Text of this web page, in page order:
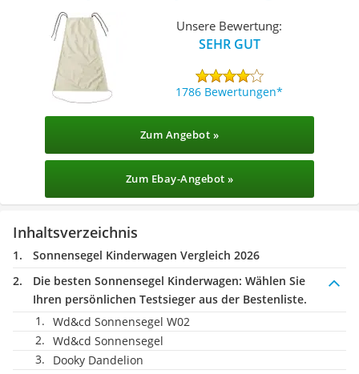
Unsere Bewertung:
SEHR GUT
1786 Bewertungen
Zum Angebot »
Zum Ebay-Angebot »
Inhaltsverzeichnis
Sonnensegel Kinderwagen Vergleich 2026
Die besten Sonnensegel Kinderwagen: Wählen Sie
Ihren persönlichen Testsieger aus der Bestenliste.
Wd&cd Sonnensegel W02
Wd&cd Sonnensegel
Dooky Dandelion